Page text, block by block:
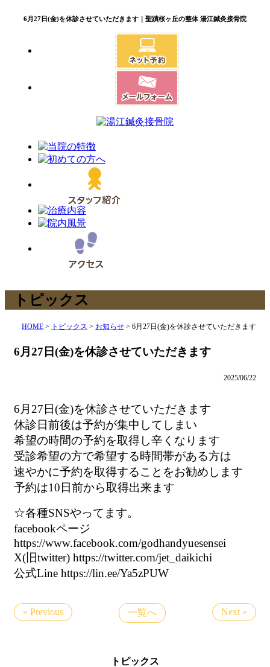
6月27日(金)を休診させていただきます｜聖蹟桜ヶ丘の整体 湯江鍼灸接骨院
トピックス
HOME > トピックス > お知らせ > 6月27日(金)を休診させていただきます
6月27日(金)を休診させていただきます
2025/06/22
6月27日(金)を休診させていただきます
休診日前後は予約が集中してしまい
希望の時間の予約を取得し辛くなります
受診希望の方で希望する時間帯がある方は
速やかに予約を取得することをお勧めします
予約は10日前から取得出来ます
☆各種SNSやってます。
facebookページ
https://www.facebook.com/godhandyuesensei
X(旧twitter) https://twitter.com/jet_daikichi
公式Line https://lin.ee/Ya5zPUW
« Previous 一覧へ Next »
トピックス